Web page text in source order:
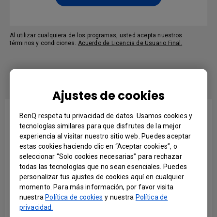
Ajustes de cookies
BenQ respeta tu privacidad de datos. Usamos cookies y
tecnologías similares para que disfrutes de la mejor
experiencia al visitar nuestro sitio web. Puedes aceptar
estas cookies haciendo clic en “Aceptar cookies”, o
seleccionar “Solo cookies necesarias” para rechazar
todas las tecnologías que no sean esenciales. Puedes
personalizar tus ajustes de cookies aquí en cualquier
momento. Para más información, por favor visita
nuestraPolítica de cookies y nuestra Política de
privacidad.
Al utilizar cualquiera de los programas, usted acepta nuestros
términos y condiciones. Acuerdo de Licencia de Usuario Final.
SOFTWARE
Qtouch
Enhance class preparation efficiency with QTouch Windows-
compatible annotation software. QTouch allows you to
design and teach classroom materials right on your PC. To
further enhance on-screen collaboration, QTouch provides